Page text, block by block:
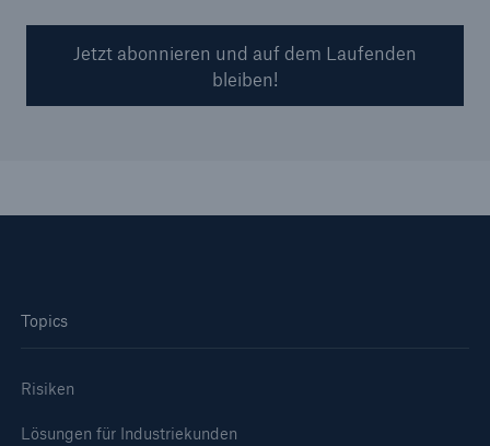
Jetzt abonnieren und auf dem Laufenden
bleiben!
Topics
Risiken
Lösungen für Industriekunden